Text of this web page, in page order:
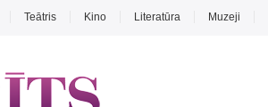
Teātris Kino Literatūra Muzeji